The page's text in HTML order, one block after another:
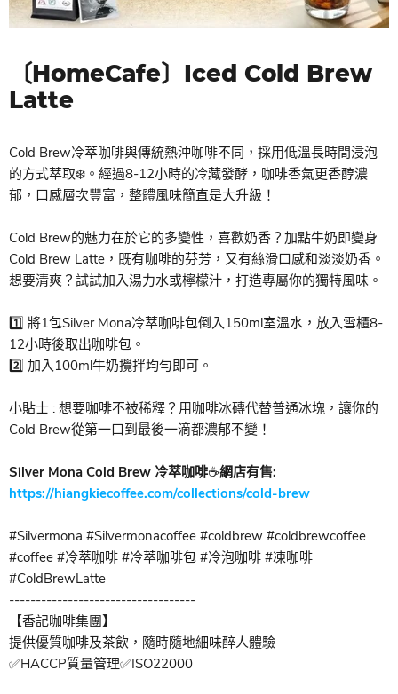
〔HomeCafe〕Iced Cold Brew
Latte
Cold Brew冷萃咖啡與傳統熱沖咖啡不同，採用低溫長時間浸泡
的方式萃取❄️。經過8-12小時的冷藏發酵，咖啡香氣更香醇濃
郁，口感層次豐富，整體風味簡直是大升級！
Cold Brew的魅力在於它的多變性，喜歡奶香？加點牛奶即變身
Cold Brew Latte，既有咖啡的芬芳，又有絲滑口感和淡淡奶香。
想要清爽？試試加入湯力水或檸檬汁，打造專屬你的獨特風味。
1️⃣ 將1包Silver Mona冷萃咖啡包倒入150ml室溫水，放入雪櫃8-
12小時後取出咖啡包。
2️⃣ 加入100ml牛奶攪拌均勻即可。
小貼士 : 想要咖啡不被稀釋？用咖啡冰磚代替普通冰塊，讓你的
Cold Brew從第一口到最後一滴都濃郁不變！
Silver Mona Cold Brew 冷萃咖啡☕網店有售:
https://hiangkiecoffee.com/collections/cold-brew
#Silvermona #Silvermonacoffee #coldbrew #coldbrewcoffee
#coffee #冷萃咖啡 #冷萃咖啡包 #冷泡咖啡 #凍咖啡
#ColdBrewLatte
-----------------------------------
【香記咖啡集團】
提供優質咖啡及茶飲，隨時隨地細味醉人體驗
✅HACCP質量管理✅ISO22000